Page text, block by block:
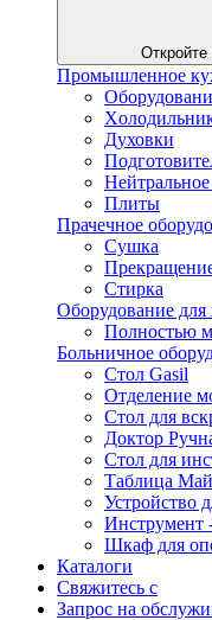
Промышленное
Духовки
Плиты
Прачечное
Сушка
Стирка
Оборудование
Полностью
Больничное
Стол Gasil
Отделение
Стол для
Доктор
Стол для
Таблица
Устройство
Инструмент
Шкаф для
Каталоги
Свяжитесь с
Запрос на